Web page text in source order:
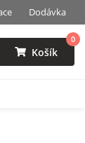
Dodávka
Košík
0